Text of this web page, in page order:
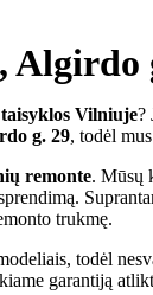
Vilniuje?
g. 29, todėl
remonte. Mūsų
trukmę.
todėl
garantiją